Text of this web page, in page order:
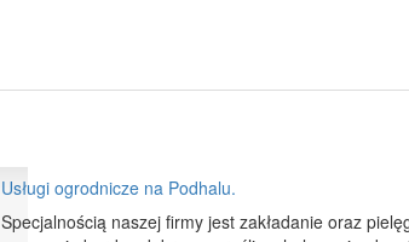
Usługi ogrodnicze na Podhalu.
Specjalnością naszej firmy jest zakładanie oraz